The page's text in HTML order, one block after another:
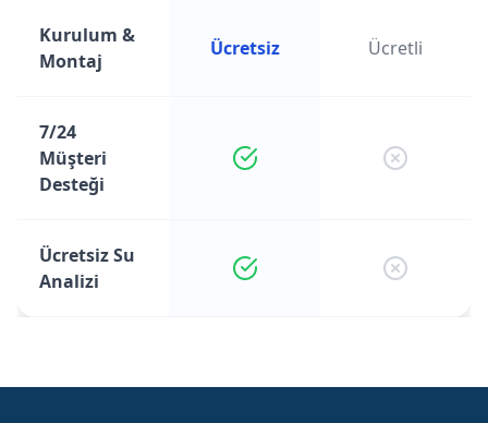
Kurulum &
Montaj
Ücretsiz Ücretli
7/24
Müşteri
Desteği
Ücretsiz Su
Analizi